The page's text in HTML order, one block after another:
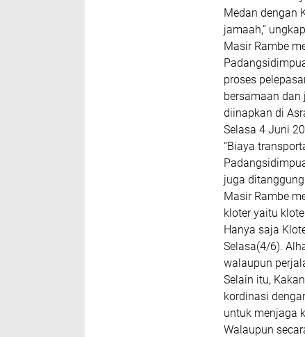
Medan dengan
jamaah,”
Masir Rambe
proses
bersamaan
diinapkan di
Selasa 4 Juni
“Biaya
juga
Masir Rambe
kloter yaitu
Hanya saja
Selasa(4/6).
walaupun
Selain itu,
kordinasi
untuk menjaga
Walaupun